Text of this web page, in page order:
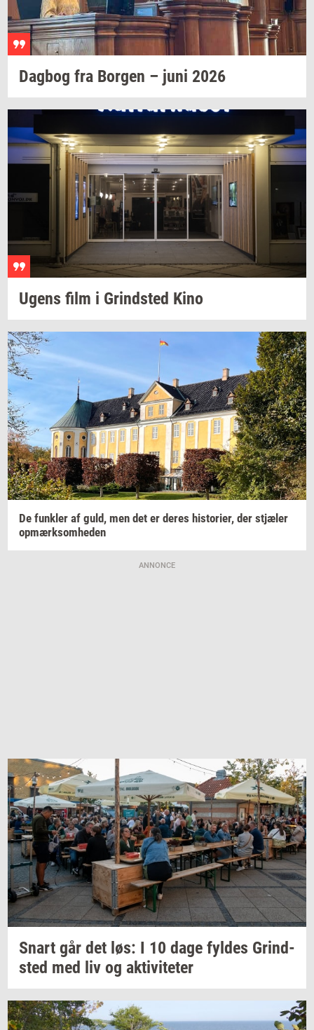
Dag­bog fra Bor­gen – juni 2026
Ugens film i Grind­sted Kino
De funk­ler af guld, men det er deres hi­sto­ri­er, der stjæ­ler
op­mærk­som­he­den
ANNONCE
Snart går det løs: I 10 dage fyl­des Grind­
sted med liv og ak­ti­vi­te­ter